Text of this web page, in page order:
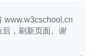
www.w3cschool.cn
，刷新页面。谢